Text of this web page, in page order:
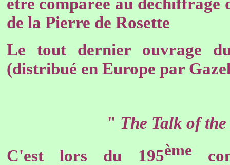
de la Pierre de Rosette
Le tout dernier ouvrage
(distribué en Europe par
" The Talk of
C'est lors du 195ème